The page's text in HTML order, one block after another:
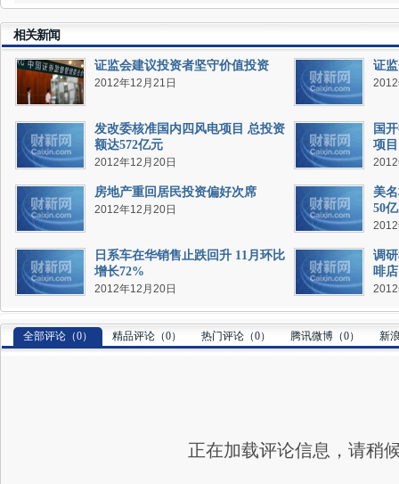
相关新闻
证监会建议投资者坚守价值投资
2012年12月21日
证
发改委核准国内四风电项目 总投资
额达572亿元
2012年12月20日
国
项目
房地产重回居民投资偏好次席
2012年12月20日
美
50
日系车在华销售止跌回升 11月环比
增长72%
2012年12月20日
调
啡店
全部评论（0） 精品评论（0） 热门评论（0） 腾讯微博（0） 新
正在加载评论信息，请稍